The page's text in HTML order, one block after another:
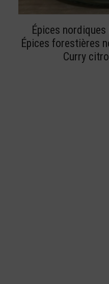
Épices
Épices forestières
Curry